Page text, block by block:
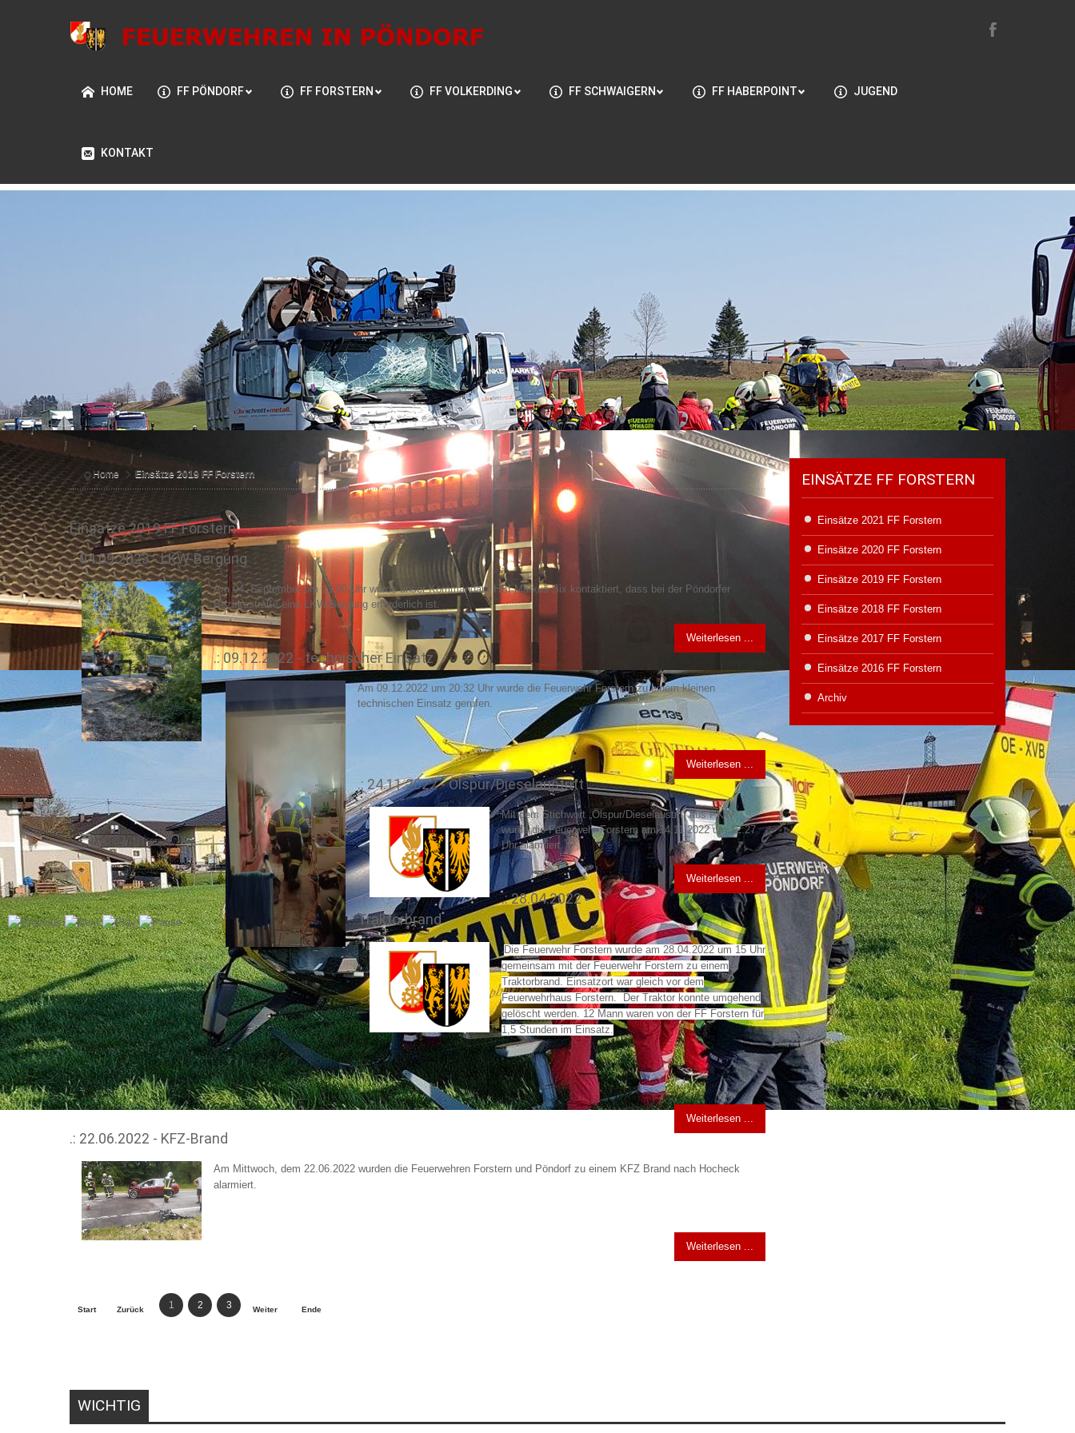
HOME FF PÖNDORF FF FORSTERN FF VOLKERDING FF SCHWAIGERN FF HABERPOINT JUGEND
KONTAKT
Home Einsätze 2019 FF Forstern
Einsätze 2019 FF Forstern
.: 04.09.2023 - LKW-Bergung
Am 04. September um 13:00 Uhr wurde unser Kommandant HBI Markus Six kontaktiert, dass bei der Pöndorfer
Bezirksstraße eine LKW-Bergung erforderlich ist.
Weiterlesen ...
.: 09.12.2022 - technischer Einsatz
Am 09.12.2022 um 20:32 Uhr wurde die Feuerwehr Forstern zu einem kleinen
technischen Einsatz gerufen.
Weiterlesen ...
.: 24.11.2022 - Ölspur/Dieselaustritt
Mit dem Stichwort „Ölspur/Dieselaustritt aus PKW“
wurde die Feuerwehr Forstern am 24.11.2022 um 12:27
Uhr alarmiert.
Weiterlesen ...
.: 28.04.2022 -
Traktorbrand
Di
Die Feuerwehr Forstern wurde am 28.04.2022 um 15 Uhr
gemeinsam mit der Feuerwehr Forstern zu einem
Traktorbrand. Einsatzort war gleich vor dem
Feuerwehrhaus Forstern. Der Traktor konnte umgehend
gelöscht werden. 12 Mann waren von der FF Forstern für
1,5 Stunden im Einsatz.
Weiterlesen ...
.: 22.06.2022 - KFZ-Brand
Am Mittwoch, dem 22.06.2022 wurden die Feuerwehren Forstern und Pöndorf zu einem KFZ Brand nach Hocheck
alarmiert.
Weiterlesen ...
Start Zurück 1 2 3 Weiter Ende
EINSÄTZE FF FORSTERN
Einsätze 2021 FF Forstern
Einsätze 2020 FF Forstern
Einsätze 2019 FF Forstern
Einsätze 2018 FF Forstern
Einsätze 2017 FF Forstern
Einsätze 2016 FF Forstern
Archiv
WICHTIG